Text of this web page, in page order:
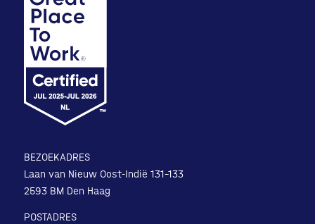
BEZOEKADRES
Laan van Nieuw Oost-Indië 131-133
2593 BM Den Haag
POSTADRES